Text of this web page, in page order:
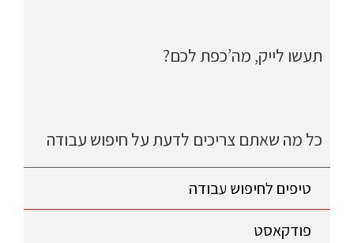
תעשו לייק, מה’כפת לכם?
כל מה שאתם צריכים לדעת על חיפוש עבודה
טיפים לחיפוש עבודה
פודקאסט